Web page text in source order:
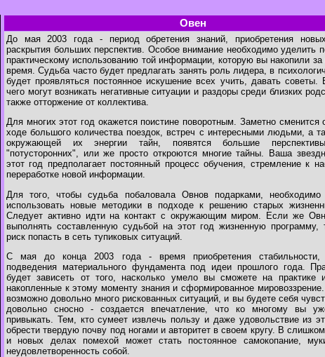
Овен
До мая 2003 года - период обретения знаний, приобретения
раскрытия больших перспектив. Особое внимание необходимо уделить
практическому использованию той информации, которую вы накопили
время. Судьба часто будет предлагать занять роль лидера, в
будет проявляться постоянное искушение всех учить, давать советы.
чего могут возникать негативные ситуации и раздоры среди близких
также отторжение от коллектива.
Для многих этот год окажется поистине поворотным. Заметно сменится
ходе большого количества поездок, встреч с интересными людьми, а
окружающей их энергии тайн, появятся большие
"потусторонних", или же просто откроются многие тайны. Ваша
этот год предполагает постоянный процесс обучения, стремление к
переработке новой информации.
Для того, чтобы судьба побаловала Овнов подарками, необходимо
использовать новые методики в подходе к решению старых
Следует активно идти на контакт с окружающим миром. Если же
выполнять составленную судьбой на этот год жизненную программу,
риск попасть в сеть тупиковых ситуаций.
С мая до конца 2003 года - время приобретения стабильности,
подведения материального фундамента под идеи прошлого года.
будет зависеть от того, насколько умело вы сможете на практике
накопленные к этому моменту знания и сформированное
возможно довольно много рискованных ситуаций, и вы будете себя
довольно сносно - создается впечатление, что ко многому вы
привыкать. Тем, кто сумеет извлечь пользу и даже удовольствие из
обрести твердую почву под ногами и авторитет в своем кругу. В
и новых делах помехой может стать постоянное самокопание,
неудовлетворенность собой.